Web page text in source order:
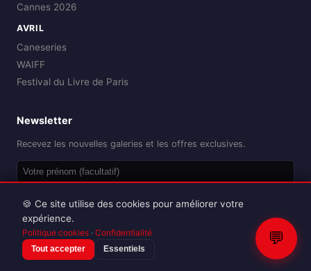
Cannes 2026
AVRIL
Caneseries
WAIFF
Festival du Livre de Paris
Newsletter
Recevez les nouvelles galeries et les offres exclusives.
Reproduction interdite sans autorisation.
💬
🍪 Ce site utilise des cookies pour améliorer votre
expérience.
Politique cookies · Confidentialité
Tout accepter Essentiels